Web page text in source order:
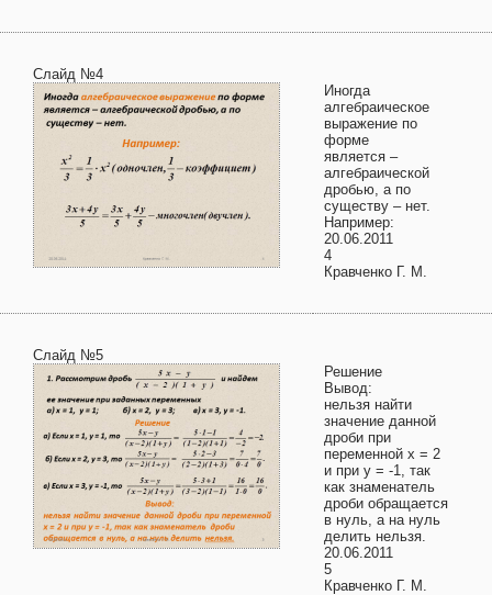
Слайд №4
Иногда
алгебраическое
выражение по
форме
является –
алгебраической
дробью, а по
существу – нет.
Например:
20.06.2011
4
Кравченко Г. М.
Слайд №5
Решение
Вывод:
нельзя найти
значение данной
дроби при
переменной х = 2
и при у = -1, так
как знаменатель
дроби обращается
в нуль, а на нуль
делить нельзя.
20.06.2011
5
Кравченко Г. М.